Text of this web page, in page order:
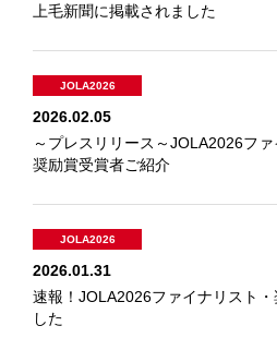
上毛新聞に掲載されました
JOLA2026
2026.02.05
～プレスリリース～JOLA2026フ
奨励賞受賞者ご紹介
JOLA2026
2026.01.31
速報！JOLA2026ファイナリスト
した